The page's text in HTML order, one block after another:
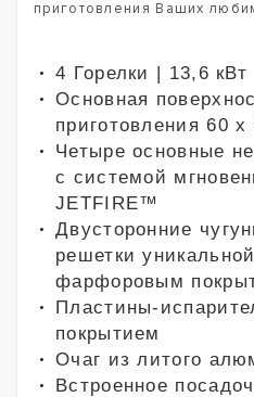
приготовления Ваших
4 Горелки | 13,6 кВт
Основная
приготовления 60
Четыре основные
с системой
JETFIRE™
Двусторонние
решетки
фарфоровым
Пластины-
покрытием
Очаг из литого
Встроенное